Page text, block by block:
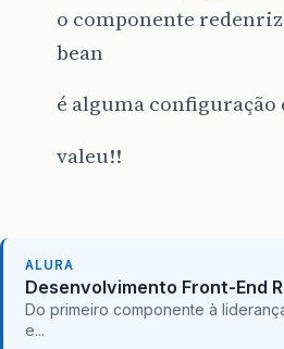
o componente
bean
é alguma
valeu!!
ALURA
Desenvolvimento Front-End
Do primeiro componente à
e...